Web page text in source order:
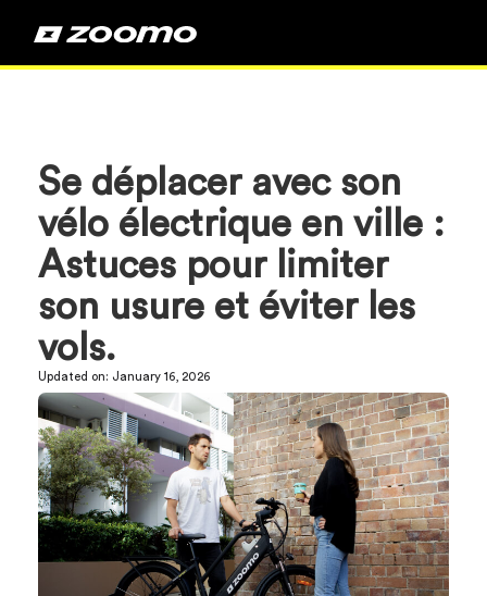
Se déplacer avec son
vélo électrique en ville :
Astuces pour limiter
son usure et éviter les
vols.
Updated on: January 16, 2026